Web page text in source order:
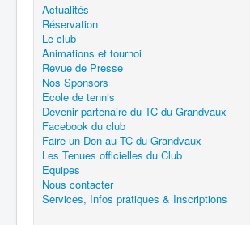
Actualités
Réservation
Le club
Animations et tournoi
Revue de Presse
Nos Sponsors
Ecole de tennis
Devenir partenaire du TC du Grandvaux
Facebook du club
Faire un Don au TC du Grandvaux
Les Tenues officielles du Club
Equipes
Nous contacter
Services, Infos pratiques & Inscriptions